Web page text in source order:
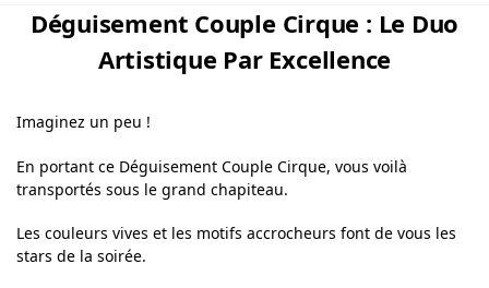
Déguisement Couple Cirque : Le Duo
Artistique Par Excellence
Imaginez un peu !
En portant ce Déguisement Couple Cirque, vous voilà
transportés sous le grand chapiteau.
Les couleurs vives et les motifs accrocheurs font de vous les
stars de la soirée.